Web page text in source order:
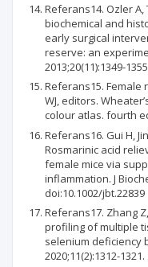
Referans14. Ozler A,
biochemical and
early surgical
reserve: an
2013;20(11):1349-
Referans15. Female
WJ, editors.
colour atlas. fourth
Referans16. Gui H,
Rosmarinic acid
female mice via
inflammation. J
doi:10.1002/jbt.22839
Referans17. Zhang
profiling of multiple
selenium deficiency
2020;11(2):1312-